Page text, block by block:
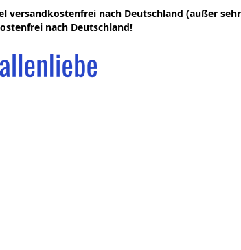
nach Deutschland (außer
nach Deutschland!